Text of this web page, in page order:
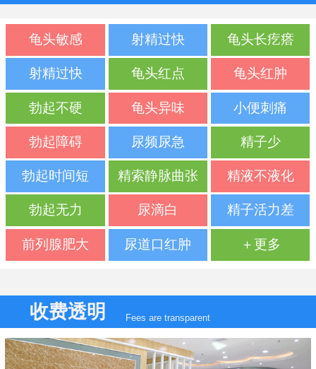
龟头敏感 射精过快 龟头长疙瘩
射精过快 龟头红点 龟头红肿
勃起不硬 龟头异味 小便刺痛
勃起障碍 尿频尿急 精子少
勃起时间短 精索静脉曲张 精液不液化
勃起无力 尿滴白 精子活力差
前列腺肥大 尿道口红肿 ＋更多
收费透明 Fees are transparent